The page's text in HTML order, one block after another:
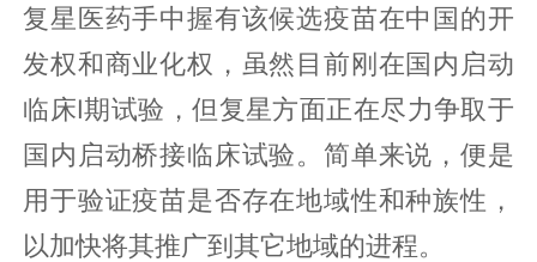
复星医药手中握有该候选疫苗在中国的开
发权和商业化权，虽然目前刚在国内启动
临床I期试验，但复星方面正在尽力争取于
国内启动桥接临床试验。简单来说，便是
用于验证疫苗是否存在地域性和种族性，
以加快将其推广到其它地域的进程。